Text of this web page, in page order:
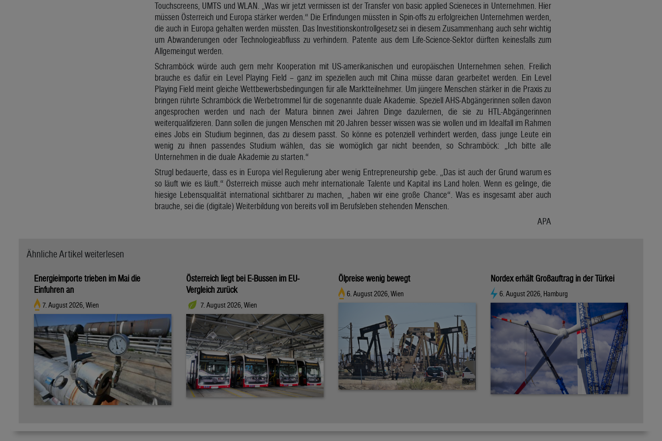
Touchscreens, UMTS und WLAN. „Was wir jetzt vermissen ist der Transfer von basic applied Scieneces in Unternehmen. Hier
müssen Österreich und Europa stärker werden.“ Die Erfindungen müssten in Spin-offs zu erfolgreichen Unternehmen werden,
die auch in Europa gehalten werden müssten. Das Investitionskontrollgesetz sei in diesem Zusammenhang auch sehr wichtig
um Abwanderungen oder Technologieabfluss zu verhindern. Patente aus dem Life-Science-Sektor dürften keinesfalls zum
Allgemeingut werden.
Schramböck würde auch gern mehr Kooperation mit US-amerikanischen und europäischen Unternehmen sehen. Freilich
brauche es dafür ein Level Playing Field – ganz im speziellen auch mit China müsse daran gearbeitet werden. Ein Level
Playing Field meint gleiche Wettbewerbsbedingungen für alle Marktteilnehmer. Um jüngere Menschen stärker in die Praxis zu
bringen rührte Schramböck die Werbetrommel für die sogenannte duale Akademie. Speziell AHS-Abgängerinnen sollen davon
angesprochen werden und nach der Matura binnen zwei Jahren Dinge dazulernen, die sie zu HTL-Abgängerinnen
weiterqualifizieren. Dann sollen die jungen Menschen mit 20 Jahren besser wissen was sie wollen und im Idealfall im Rahmen
eines Jobs ein Studium beginnen, das zu diesem passt. So könne es potenziell verhindert werden, dass junge Leute ein
wenig zu ihnen passendes Studium wählen, das sie womöglich gar nicht beenden, so Schramböck: „Ich bitte alle
Unternehmen in die duale Akademie zu starten.“
Strugl bedauerte, dass es in Europa viel Regulierung aber wenig Entrepreneurship gebe. „Das ist auch der Grund warum es
so läuft wie es läuft.“ Österreich müsse auch mehr internationale Talente und Kapital ins Land holen. Wenn es gelinge, die
hiesige Lebensqualität international sichtbarer zu machen, „haben wir eine große Chance“. Was es insgesamt aber auch
brauche, sei die (digitale) Weiterbildung von bereits voll im Berufsleben stehenden Menschen.
APA
Ähnliche Artikel weiterlesen
Energieimporte trieben im Mai die
Einfuhren an
7. August 2026, Wien
Österreich liegt bei E-Bussen im EU-
Vergleich zurück
7. August 2026, Wien
Ölpreise wenig bewegt
6. August 2026, Wien
Nordex erhält Großauftrag in der Türkei
6. August 2026, Hamburg